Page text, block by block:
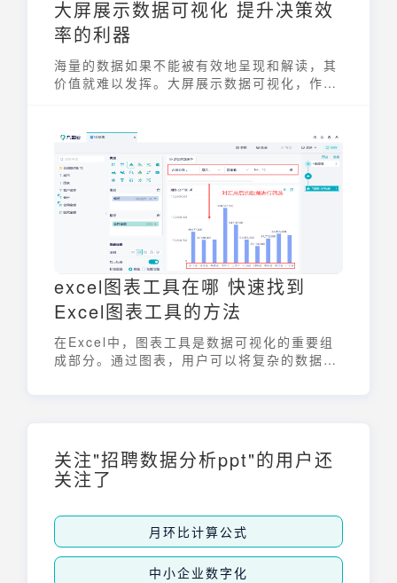
大屏展示数据可视化 提升决策效
率的利器
海量的数据如果不能被有效地呈现和解读，其
价值就难以发挥。大屏展示数据可视化，作为
效率，优化运营管理。它通过集成各类数据，
并以图表、地图等形式在大型屏幕上展示，使
用户能够一目了然地了解数据的全貌和细节。
excel图表工具在哪 快速找到
Excel图表工具的方法
在Excel中，图表工具是数据可视化的重要组
成部分。通过图表，用户可以将复杂的数据转
用户轻松创建和编辑各种图表，提升数据分析
的效率和准确性。
关注"招聘数据分析ppt"的用户还
关注了
月环比计算公式
中小企业数字化